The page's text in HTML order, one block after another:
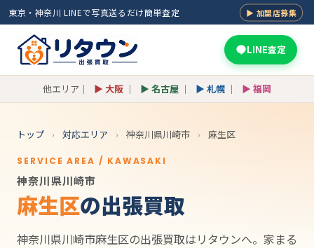
東京・神奈川 LINEで写真送るだけ簡単査定 ▶ 加盟店募集
LINE査定
他エリア｜ ▶ 大阪 ｜ ▶ 名古屋 ｜ ▶ 札幌 ｜ ▶ 福岡
トップ › 対応エリア › 神奈川県川崎市 › 麻生区
SERVICE AREA / KAWASAKI
神奈川県川崎市
麻生区の出張買取
神奈川県川崎市麻生区の出張買取はリタウンへ。家まる